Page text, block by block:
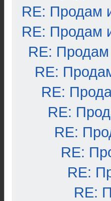
RE: Продам
RE: Продам
RE:
RE:
RE:
RE:
RE:
RE:
RE:
RE: